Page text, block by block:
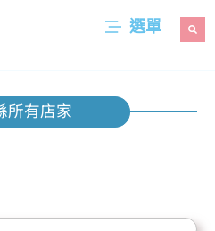
選單
所有店家